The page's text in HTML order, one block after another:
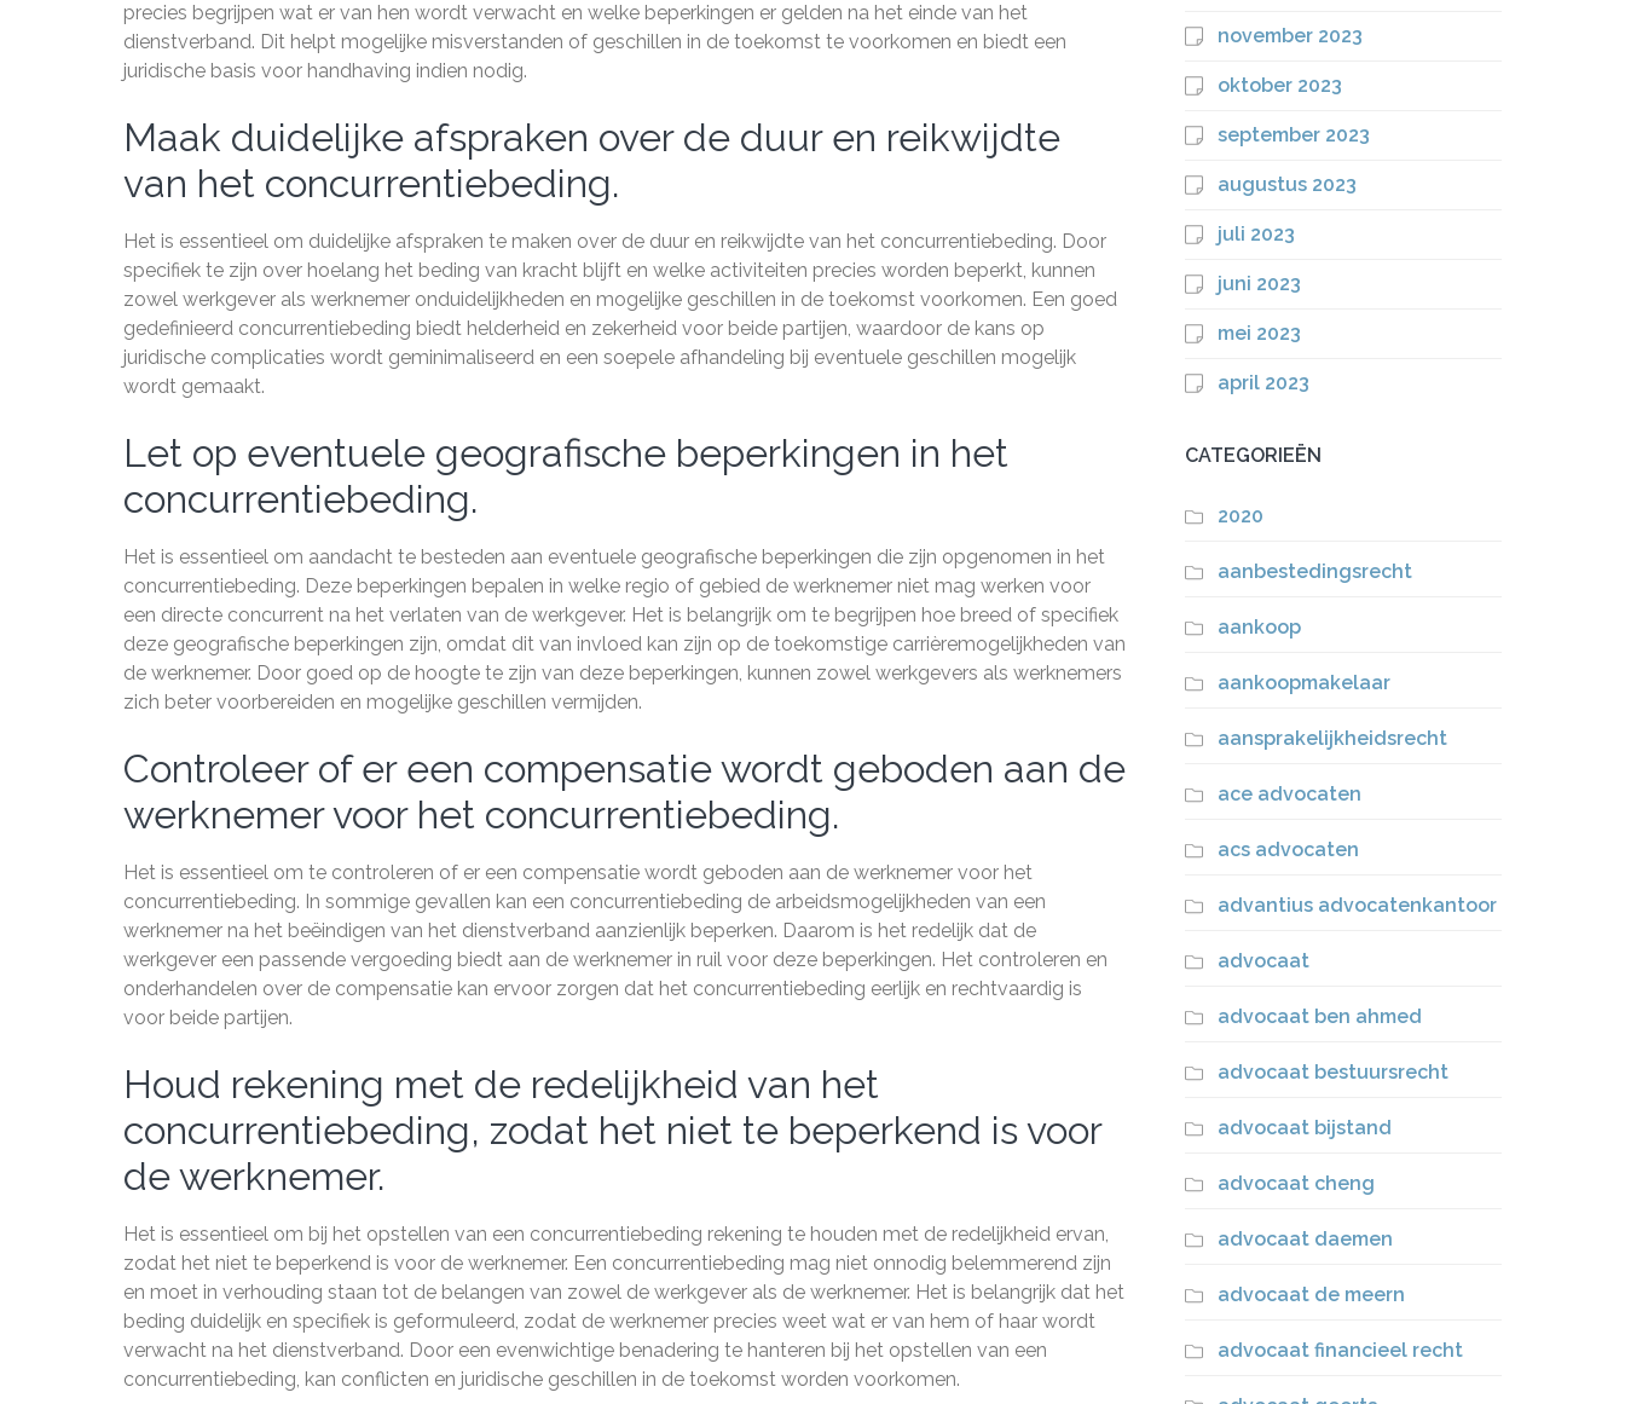
precies begrijpen wat er van hen wordt verwacht en welke beperkingen er gelden na het einde van het
dienstverband. Dit helpt mogelijke misverstanden of geschillen in de toekomst te voorkomen en biedt een
juridische basis voor handhaving indien nodig.
Maak duidelijke afspraken over de duur en reikwijdte
van het concurrentiebeding.
Het is essentieel om duidelijke afspraken te maken over de duur en reikwijdte van het concurrentiebeding. Door
specifiek te zijn over hoelang het beding van kracht blijft en welke activiteiten precies worden beperkt, kunnen
zowel werkgever als werknemer onduidelijkheden en mogelijke geschillen in de toekomst voorkomen. Een goed
gedefinieerd concurrentiebeding biedt helderheid en zekerheid voor beide partijen, waardoor de kans op
juridische complicaties wordt geminimaliseerd en een soepele afhandeling bij eventuele geschillen mogelijk
wordt gemaakt.
Let op eventuele geografische beperkingen in het
concurrentiebeding.
Het is essentieel om aandacht te besteden aan eventuele geografische beperkingen die zijn opgenomen in het
concurrentiebeding. Deze beperkingen bepalen in welke regio of gebied de werknemer niet mag werken voor
een directe concurrent na het verlaten van de werkgever. Het is belangrijk om te begrijpen hoe breed of specifiek
deze geografische beperkingen zijn, omdat dit van invloed kan zijn op de toekomstige carrièremogelijkheden van
de werknemer. Door goed op de hoogte te zijn van deze beperkingen, kunnen zowel werkgevers als werknemers
zich beter voorbereiden en mogelijke geschillen vermijden.
Controleer of er een compensatie wordt geboden aan de
werknemer voor het concurrentiebeding.
Het is essentieel om te controleren of er een compensatie wordt geboden aan de werknemer voor het
concurrentiebeding. In sommige gevallen kan een concurrentiebeding de arbeidsmogelijkheden van een
werknemer na het beëindigen van het dienstverband aanzienlijk beperken. Daarom is het redelijk dat de
werkgever een passende vergoeding biedt aan de werknemer in ruil voor deze beperkingen. Het controleren en
onderhandelen over de compensatie kan ervoor zorgen dat het concurrentiebeding eerlijk en rechtvaardig is
voor beide partijen.
Houd rekening met de redelijkheid van het
concurrentiebeding, zodat het niet te beperkend is voor
de werknemer.
Het is essentieel om bij het opstellen van een concurrentiebeding rekening te houden met de redelijkheid ervan,
zodat het niet te beperkend is voor de werknemer. Een concurrentiebeding mag niet onnodig belemmerend zijn
en moet in verhouding staan tot de belangen van zowel de werkgever als de werknemer. Het is belangrijk dat het
beding duidelijk en specifiek is geformuleerd, zodat de werknemer precies weet wat er van hem of haar wordt
verwacht na het dienstverband. Door een evenwichtige benadering te hanteren bij het opstellen van een
concurrentiebeding, kan conflicten en juridische geschillen in de toekomst worden voorkomen.
november 2023
oktober 2023
september 2023
augustus 2023
juli 2023
juni 2023
mei 2023
april 2023
CATEGORIEËN
2020
aanbestedingsrecht
aankoop
aankoopmakelaar
aansprakelijkheidsrecht
ace advocaten
acs advocaten
advantius advocatenkantoor
advocaat
advocaat ben ahmed
advocaat bestuursrecht
advocaat bijstand
advocaat cheng
advocaat daemen
advocaat de meern
advocaat financieel recht